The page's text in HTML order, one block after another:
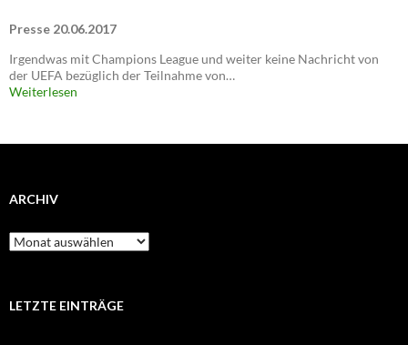
Presse 20.06.2017
Irgendwas mit Champions League und weiter keine Nachricht von
der UEFA bezüglich der Teilnahme von…
Weiterlesen
ARCHIV
Archiv
LETZTE EINTRÄGE